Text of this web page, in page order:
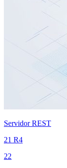
Servidor REST
21 R4
22